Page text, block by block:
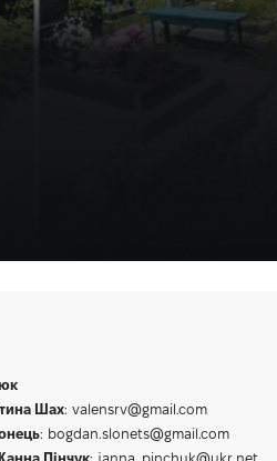
Шах: valensrv@gmail.com
: bogdan.slonets@gmail.com
Пінчук: janna_pinchuk@ukr.net